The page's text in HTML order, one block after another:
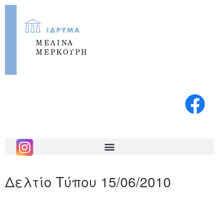
Δελτίο Τύπου 15/06/2010